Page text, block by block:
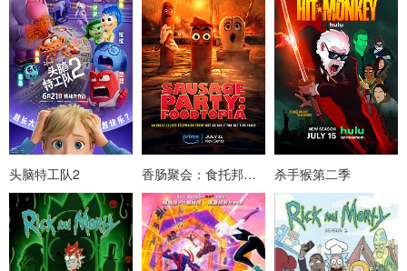
头脑特工队2 香肠聚会：食托邦第一季 杀手猴第二季